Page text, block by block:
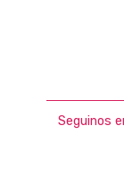
Seguinos